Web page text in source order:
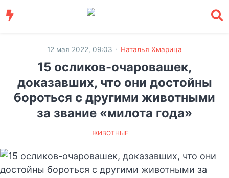
12 мая 2022, 09:03 · Наталья Хмарица
15 осликов-очаровашек,
доказавших, что они достойны
бороться с другими животными
за звание «милота года»
ЖИВОТНЫЕ